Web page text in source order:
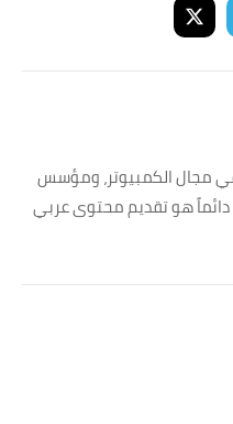
من 15 عـام في مجال الكمبيوتر، ومؤسس
دائماً هو تقديم محتوى عربي